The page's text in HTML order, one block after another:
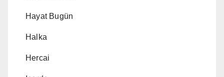
Hayat Bugün
Halka
Hercai